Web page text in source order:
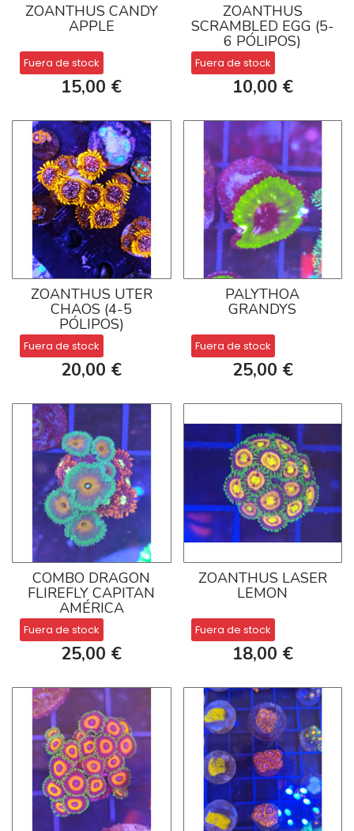
ZOANTHUS CANDY
APPLE
Fuera de stock
15,00 €
ZOANTHUS
SCRAMBLED EGG (5-
6 PÓLIPOS)
Fuera de stock
10,00 €
ZOANTHUS UTER
CHAOS (4-5
PÓLIPOS)
Fuera de stock
20,00 €
PALYTHOA
GRANDYS
Fuera de stock
25,00 €
COMBO DRAGON
FLIREFLY CAPITAN
AMÉRICA
Fuera de stock
25,00 €
ZOANTHUS LASER
LEMON
Fuera de stock
18,00 €